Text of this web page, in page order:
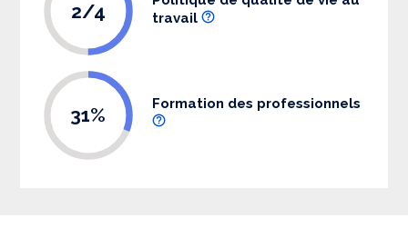
2/4
travail
31% Formation des professionnels